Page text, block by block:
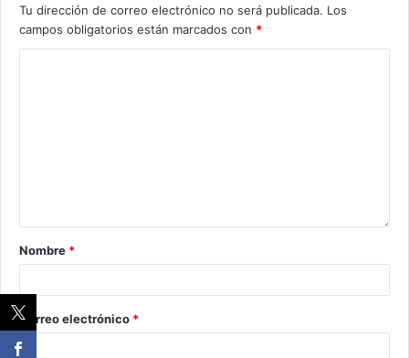
Tu dirección de correo electrónico no será publicada. Los
campos obligatorios están marcados con *
Nombre *
Correo electrónico *